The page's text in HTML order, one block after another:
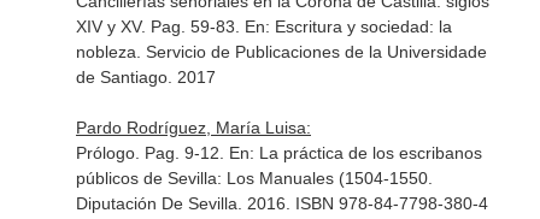
XIV y XV. Pag. 59-83. En: Escritura y sociedad: la
nobleza . Servicio de Publicaciones de la Universidade
de Santiago. 2017
Pardo Rodríguez, María Luisa:
Prólogo. Pag. 9-12. En: La práctica de los escribanos
públicos de Sevilla: Los Manuales (1504-1550.
Diputación De Sevilla. 2016. ISBN 978-84-7798-380-4